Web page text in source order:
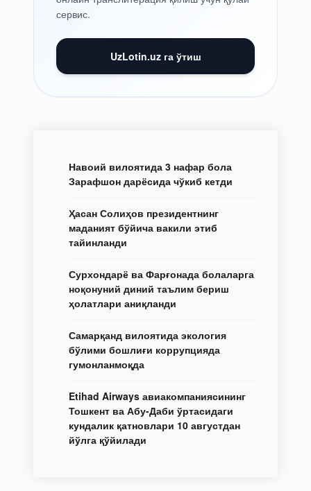
сервис.
UzLotin.uz га ўтиш
Навоий вилоятида 3 нафар бола
Зарафшон дарёсида чўкиб кетди
Ҳасан Солиҳов президентнинг
маданият бўйича вакили этиб
тайинланди
Сурхондарё ва Фарғонада болаларга
ноқонуний диний таълим бериш
ҳолатлари аниқланди
Самарқанд вилоятида экология
бўлими бошлиғи коррупцияда
гумонланмоқда
Etihad Airways авиакомпаниясининг
Тошкент ва Абу-Даби ўртасидаги
кундалик қатновлари 10 августдан
йўлга қўйилади